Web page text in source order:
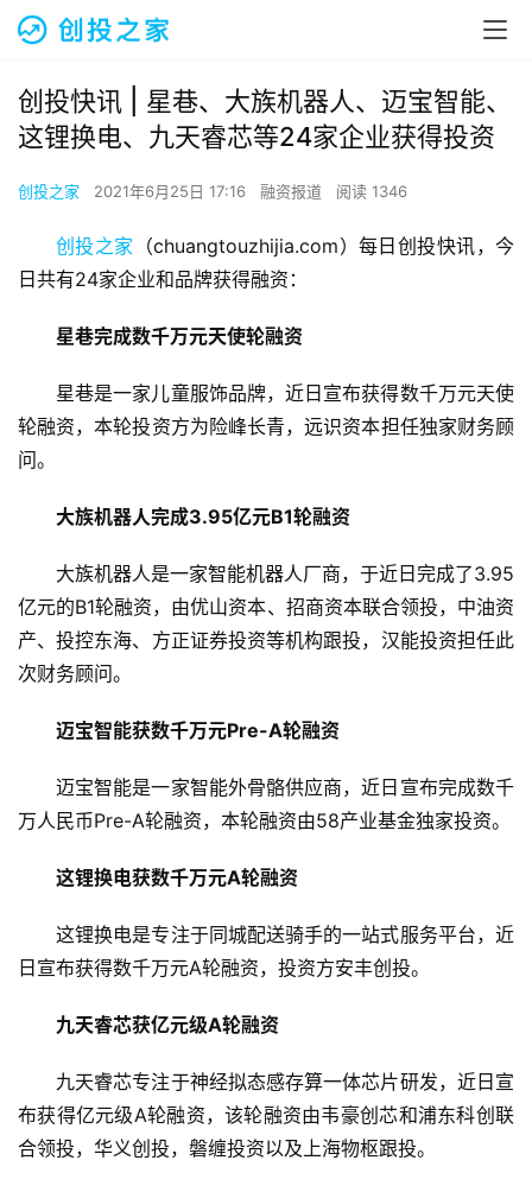
创投快讯 | 星巷、​大族机器人、迈宝智能、
这锂换电、九天睿芯等24家企业获得投资
创投之家 2021年6月25日 17:16 融资报道 阅读 1346
创投之家 （chuangtouzhijia.com）每日创投快讯，今
日共有24家企业和品牌获得融资：
星巷完成数千万元天使轮融资
星巷是一家儿童服饰品牌，近日宣布获得数千万元天使
轮融资，本轮投资方为险峰长青，远识资本担任独家财务顾
问。
大族机器人完成3.95亿元B1轮融资
大族机器人是一家智能机器人厂商，于近日完成了3.95
亿元的B1轮融资，由优山资本、招商资本联合领投，中油资
产、投控东海、方正证券投资等机构跟投，汉能投资担任此
次财务顾问。
迈宝智能获数千万元Pre-A轮融资
迈宝智能是一家智能外骨骼供应商，近日宣布完成数千
万人民币Pre-A轮融资，本轮融资由58产业基金独家投资。
这锂换电获数千万元A轮融资
这锂换电是专注于同城配送骑手的一站式服务平台，近
日宣布获得数千万元A轮融资，投资方安丰创投。
九天睿芯获亿元级A轮融资
九天睿芯专注于神经拟态感存算一体芯片研发，近日宣
布获得亿元级A轮融资，该轮融资由韦豪创芯和浦东科创联
合领投，华义创投，磐缠投资以及上海物枢跟投。